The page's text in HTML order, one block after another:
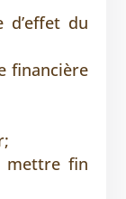
du
financière
mettre fin